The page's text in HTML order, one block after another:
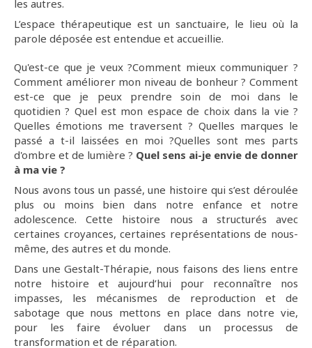
les autres.
L’espace thérapeutique est un sanctuaire, le lieu où la
parole déposée est entendue et accueillie.
Qu'est-ce que je veux ?Comment mieux communiquer ?
Comment améliorer mon niveau de bonheur ? Comment
est-ce que je peux prendre soin de moi dans le
quotidien ? Quel est mon espace de choix dans la vie ?
Quelles émotions me traversent ? Quelles marques le
passé a t-il laissées en moi ?Quelles sont mes parts
d'ombre et de lumière ? Quel sens ai-je envie de donner
à ma vie ?
Nous avons tous un passé, une histoire qui s’est déroulée
plus ou moins bien dans notre enfance et notre
adolescence. Cette histoire nous a structurés avec
certaines croyances, certaines représentations de nous-
même, des autres et du monde.
Dans une Gestalt-Thérapie, nous faisons des liens entre
notre histoire et aujourd’hui pour reconnaître nos
impasses, les mécanismes de reproduction et de
sabotage que nous mettons en place dans notre vie,
pour les faire évoluer dans un processus de
transformation et de réparation.